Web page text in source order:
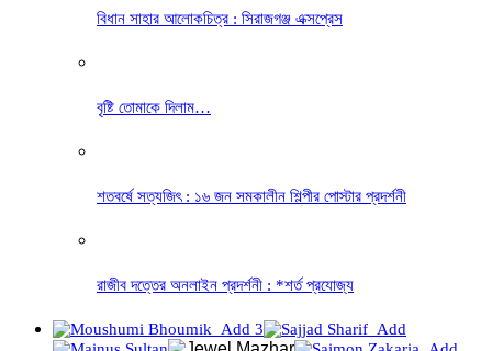
বিধান সাহার আলোকচিত্র : সিরাজগঞ্জ এক্সপ্রেস
বৃষ্টি তোমাকে দিলাম…
শতবর্ষে সত্যজিৎ : ১৬ জন সমকালীন শিল্পীর পোস্টার প্রদর্শনী
রাজীব দত্তের অনলাইন প্রদর্শনী : *শর্ত প্রযোজ্য